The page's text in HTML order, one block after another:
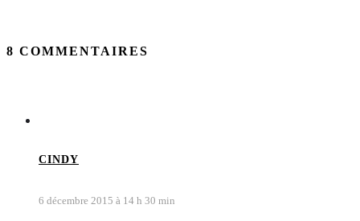
8 COMMENTAIRES
CINDY
6 décembre 2015 à 14 h 30 min